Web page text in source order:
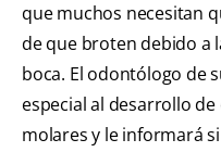
que muchos necesitan
de que broten debido a
boca. El odontólogo de
especial al desarrollo
molares y le informará